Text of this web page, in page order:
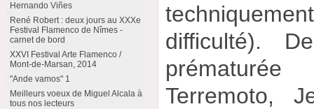
difficulté).
Terremoto,
Hernando Viñes
René Robert : deux jours au XXXe
Festival Flamenco de Nîmes -
carnet de bord
XXVI Festival Arte Flamenco /
Mont-de-Marsan, 2014
"Ande vamos" 1
Meilleurs voeux de Miguel Alcala à
tous nos lecteurs